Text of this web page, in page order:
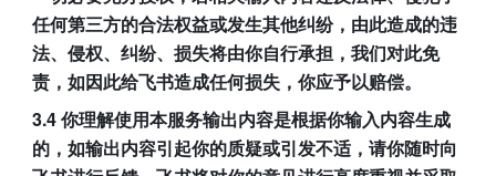
任何第三方的合法权益或发生其他纠纷，由此造成的违
法、侵权、纠纷、损失将由你自行承担，我们对此免
责，如因此给飞书造成任何损失，你应予以赔偿。
3.4 你理解使用本服务输出内容是根据你输入内容生成
的，如输出内容引起你的质疑或引发不适，请你随时向